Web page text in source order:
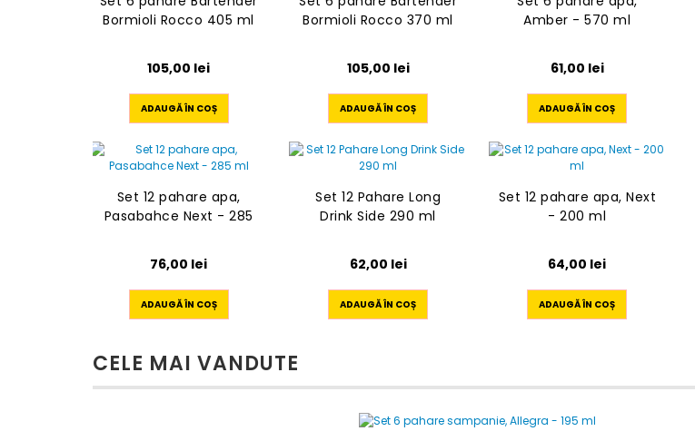
Bormioli Rocco 405 ml
105,00 lei
ADAUGĂ ÎN COȘ
Bormioli Rocco 370 ml
105,00 lei
ADAUGĂ ÎN COȘ
Amber - 570 ml
61,00 lei
ADAUGĂ ÎN COȘ
Set 12 pahare apa,
Pasabahce Next - 285
76,00 lei
ADAUGĂ ÎN COȘ
Set 12 Pahare Long
Drink Side 290 ml
62,00 lei
ADAUGĂ ÎN COȘ
Set 12 pahare apa, Next
- 200 ml
64,00 lei
ADAUGĂ ÎN COȘ
CELE MAI VANDUTE